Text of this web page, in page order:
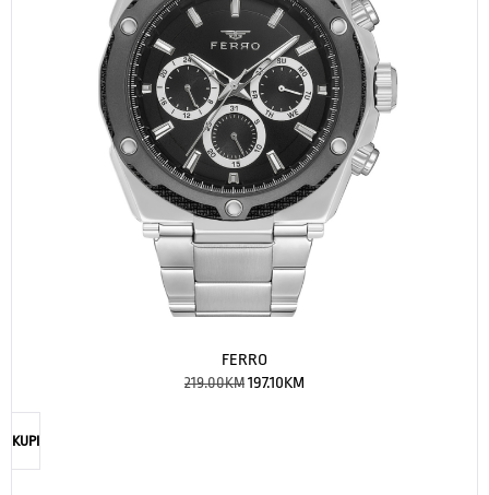
FERRO
219.00KM197.10KM
KUPI